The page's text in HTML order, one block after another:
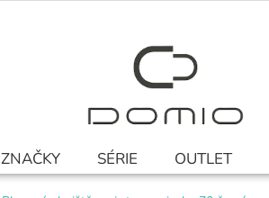
ZNAČKY SÉRIE OUTLET